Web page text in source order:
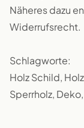
Näheres dazu
Widerrufsrecht.
Schlagworte:
Holz Schild,
Sperrholz,